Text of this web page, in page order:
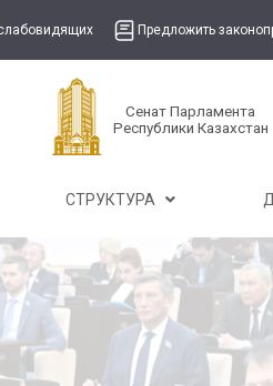
Предложить
Сенат Парламента
Республики Казахстан
СТРУКТУРА